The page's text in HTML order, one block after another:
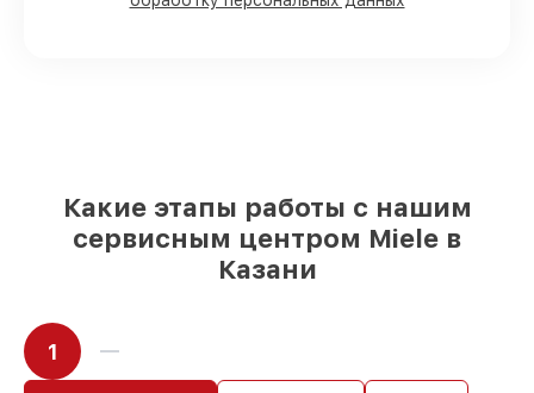
Какие этапы работы с нашим
сервисным центром Miele в
Казани
1